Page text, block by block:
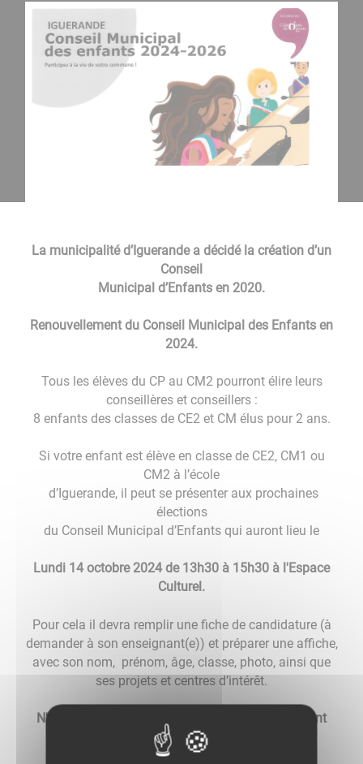
La municipalité d’Iguerande a décidé la création d’un
Conseil
Municipal d’Enfants en 2020.
Renouvellement du Conseil Municipal des Enfants en
2024.
Tous les élèves du CP au CM2 pourront élire leurs
conseillères et conseillers :
8 enfants des classes de CE2 et CM élus pour 2 ans.
Si votre enfant est élève en classe de CE2, CM1 ou
CM2 à l’école
d’Iguerande, il peut se présenter aux prochaines
élections
du Conseil Municipal d’Enfants qui auront lieu le
Lundi 14 octobre 2024 de 13h30 à 15h30 à l'Espace
Culturel.
Pour cela il devra remplir une fiche de candidature (à
demander à son enseignant(e)) et préparer une affiche,
avec son nom, prénom, âge, classe, photo, ainsi que
ses projets et centres d’intérêt.
N'hésitez pas à vous rapprocher de son enseignant
pour plus d'informations.